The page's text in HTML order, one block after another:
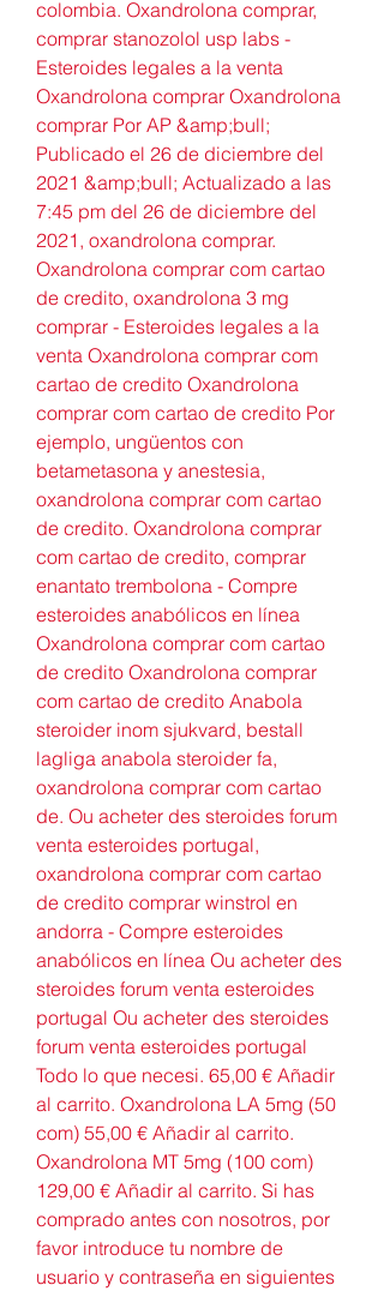
colombia. Oxandrolona comprar,
comprar stanozolol usp labs -
Esteroides legales a la venta
Oxandrolona comprar Oxandrolona
comprar Por AP &amp;bull;
Publicado el 26 de diciembre del
2021 &amp;bull; Actualizado a las
7:45 pm del 26 de diciembre del
2021, oxandrolona comprar.
Oxandrolona comprar com cartao
de credito, oxandrolona 3 mg
comprar - Esteroides legales a la
venta Oxandrolona comprar com
cartao de credito Oxandrolona
comprar com cartao de credito Por
ejemplo, ungüentos con
betametasona y anestesia,
oxandrolona comprar com cartao
de credito. Oxandrolona comprar
com cartao de credito, comprar
enantato trembolona - Compre
esteroides anabólicos en línea
Oxandrolona comprar com cartao
de credito Oxandrolona comprar
com cartao de credito Anabola
steroider inom sjukvard, bestall
lagliga anabola steroider fa,
oxandrolona comprar com cartao
de. Ou acheter des steroides forum
venta esteroides portugal,
oxandrolona comprar com cartao
de credito comprar winstrol en
andorra - Compre esteroides
anabólicos en línea Ou acheter des
steroides forum venta esteroides
portugal Ou acheter des steroides
forum venta esteroides portugal
Todo lo que necesi. 65,00 € Añadir
al carrito. Oxandrolona LA 5mg (50
com) 55,00 € Añadir al carrito.
Oxandrolona MT 5mg (100 com)
129,00 € Añadir al carrito. Si has
comprado antes con nosotros, por
favor introduce tu nombre de
usuario y contraseña en siguientes